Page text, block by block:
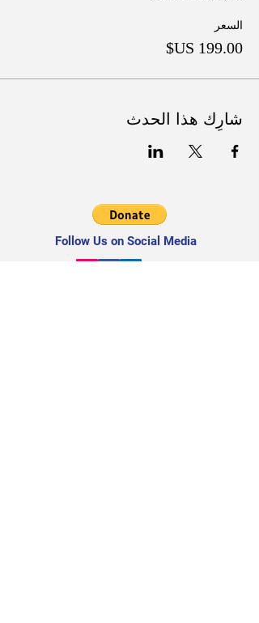
السعر
شارِك هذا الحدث
Follow Us on Social Media